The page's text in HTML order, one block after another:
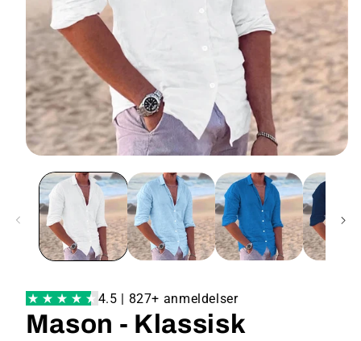
4.5 | 827+ anmeldelser
Mason - Klassisk